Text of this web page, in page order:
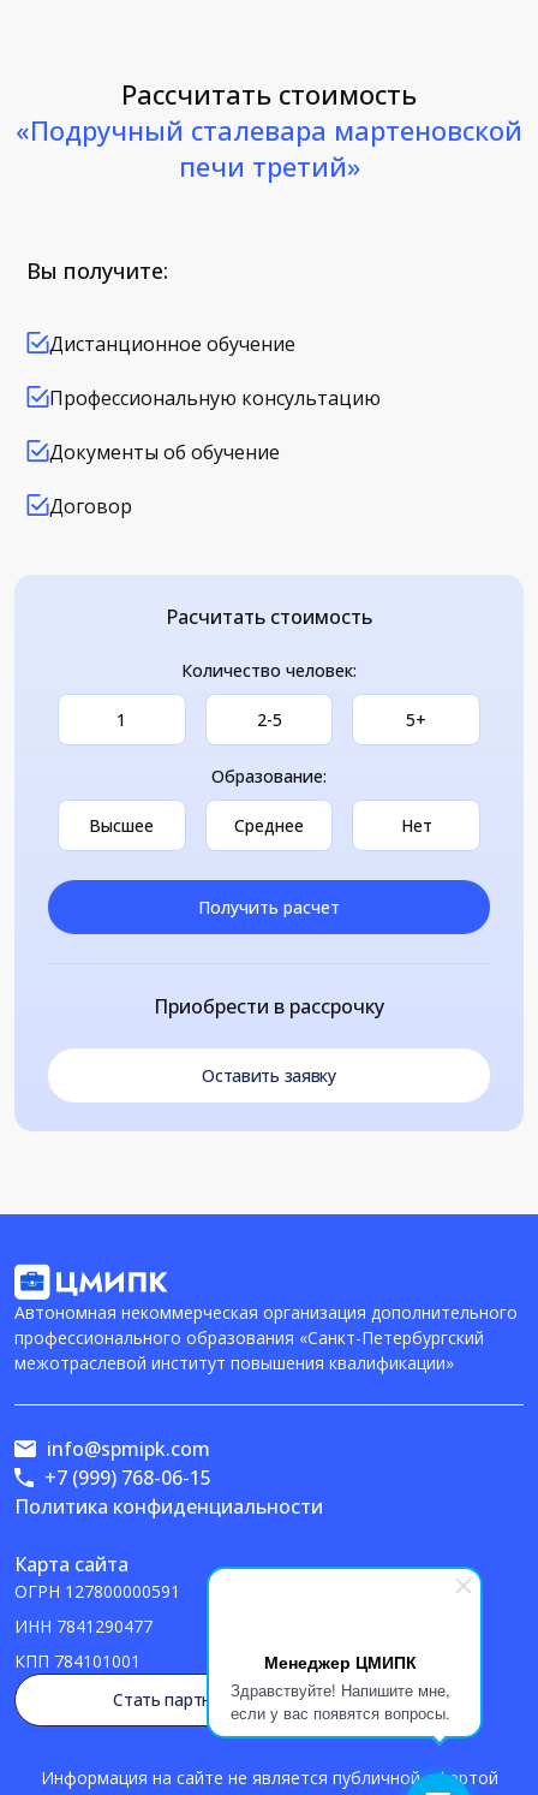
Менеджер ЦМИПК
Здравствуйте! Напишите мне,
если у вас появятся вопросы.
Рассчитать стоимость
«Подручный сталевара мартеновской
печи третий»
Вы получите:
Дистанционное обучение
Профессиональную консультацию
Документы об обучение
Договор
Расчитать стоимость
Количество человек:
1 2-5 5+
Образование:
Высшее Среднее Нет
Получить расчет
Приобрести в рассрочку
Оставить заявку
Автономная некоммерческая организация дополнительного
профессионального образования «Санкт-Петербургский
межотраслевой институт повышения квалификации»
Политика конфиденциальности
Карта сайта
ОГРН 127800000591
ИНН 7841290477
КПП 784101001
info@spmipk.com
+7 (999) 768-06-15
Стать партнером
Информация на сайте не является публичной офертой